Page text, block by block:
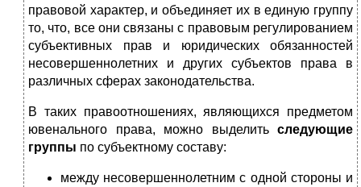
правовой характер, и объединяет их в единую группу
то, что, все они связаны с правовым регулированием
субъективных прав и юридических обязанностей
несовершеннолетних и других субъектов права в
различных сферах законодательства.
В таких правоотношениях, являющихся предметом
ювенального права, можно выделить следующие
группы по субъектному составу:
между несовершеннолетним с одной стороны и